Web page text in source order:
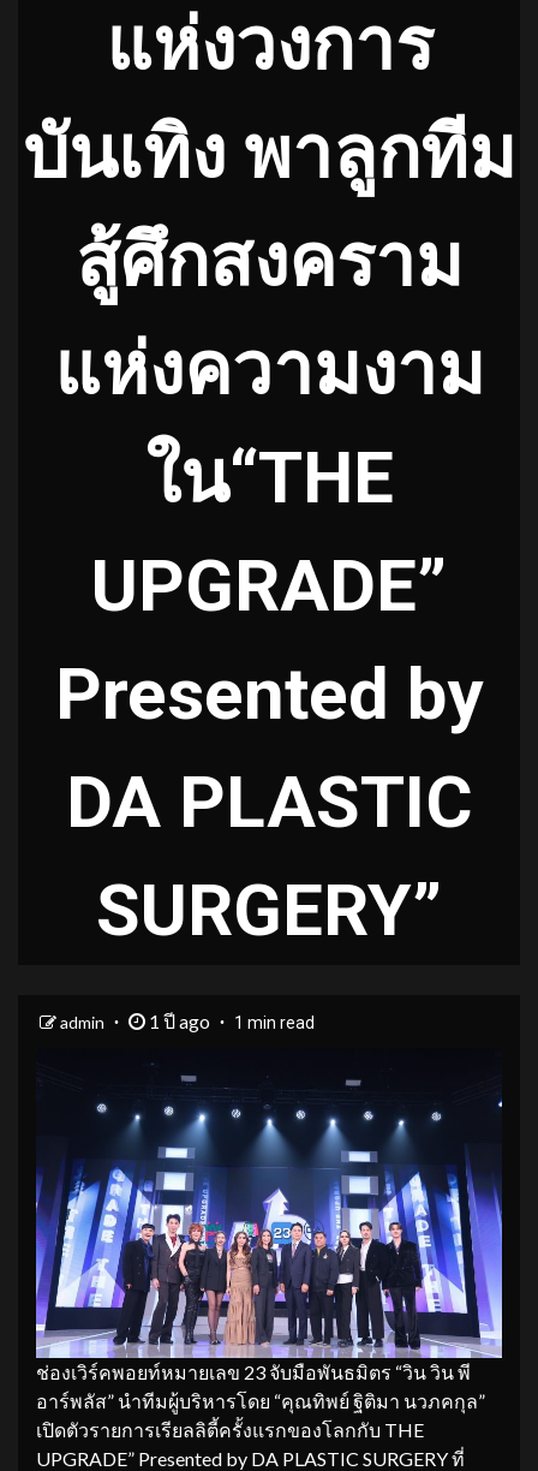
แห่งวงการ
บันเทิง พาลูกทีม
สู้ศึกสงคราม
แห่งความงาม
ใน“THE
UPGRADE”
Presented by
DA PLASTIC
SURGERY”
admin 1 ปี ago 1 min read
​ช่องเวิร์คพอยท์หมายเลข 23 จับมือพันธมิตร “วิน วิน พี
อาร์พลัส” นำทีมผู้บริหารโดย “คุณทิพย์ ฐิติมา นวภคกุล”
เปิดตัวรายการเรียลลิตี้ครั้งแรกของโลกกับ THE
UPGRADE” Presented by DA PLASTIC SURGERY ที่